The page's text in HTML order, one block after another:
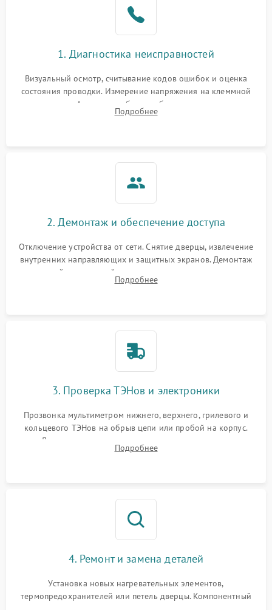
1. Диагностика неисправностей
Визуальный осмотр, считывание кодов ошибок и оценка
состояния проводки. Измерение напряжения на клеммной
колодке. Анализ жалоб на проблемы с нагревом,
конвекцией, панелью управления или блокировкой дверцы.
Подробнее
2. Демонтаж и обеспечение доступа
Отключение устройства от сети. Снятие дверцы, извлечение
внутренних направляющих и защитных экранов. Демонтаж
задней или верхней панели для прямого доступа к
нагревательным элементам, плате и вентиляторам.
Подробнее
3. Проверка ТЭНов и электроники
Прозвонка мультиметром нижнего, верхнего, грилевого и
кольцевого ТЭНов на обрыв цепи или пробой на корпус.
Диагностика термостата, датчиков температуры,
переключателя режимов и мотора конвекции.
Подробнее
4. Ремонт и замена деталей
Установка новых нагревательных элементов,
термопредохранителей или петель дверцы. Компонентный